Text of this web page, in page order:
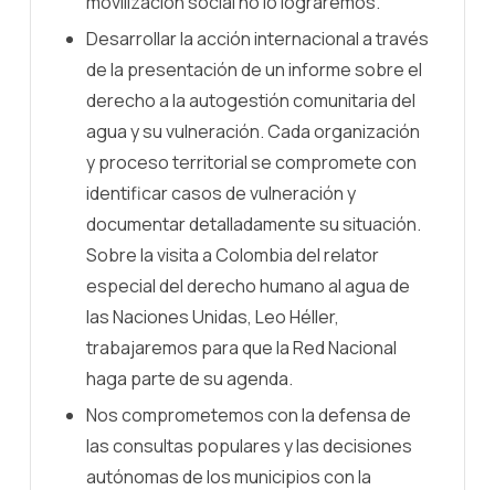
Desarrollar la acción internacional a través
de la presentación de un informe sobre el
derecho a la autogestión comunitaria del
agua y su vulneración. Cada organización
y proceso territorial se compromete con
identificar casos de vulneración y
documentar detalladamente su situación.
Sobre la visita a Colombia del relator
especial del derecho humano al agua de
las Naciones Unidas, Leo Héller,
trabajaremos para que la Red Nacional
haga parte de su agenda.
Nos comprometemos con la defensa de
las consultas populares y las decisiones
autónomas de los municipios con la